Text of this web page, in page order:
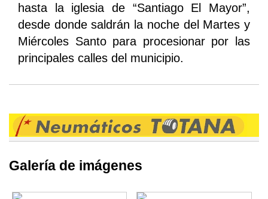
hasta la iglesia de “Santiago El Mayor”,
desde donde saldrán la noche del Martes y
Miércoles Santo para procesionar por las
principales calles del municipio.
Galería de imágenes